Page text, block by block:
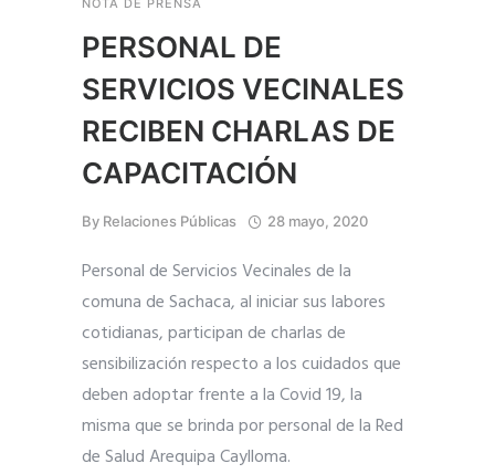
NOTA DE PRENSA
PERSONAL DE
SERVICIOS VECINALES
RECIBEN CHARLAS DE
CAPACITACIÓN
By Relaciones Públicas 28 mayo, 2020
Personal de Servicios Vecinales de la
comuna de Sachaca, al iniciar sus labores
cotidianas, participan de charlas de
sensibilización respecto a los cuidados que
deben adoptar frente a la Covid 19, la
misma que se brinda por personal de la Red
de Salud Arequipa Caylloma.